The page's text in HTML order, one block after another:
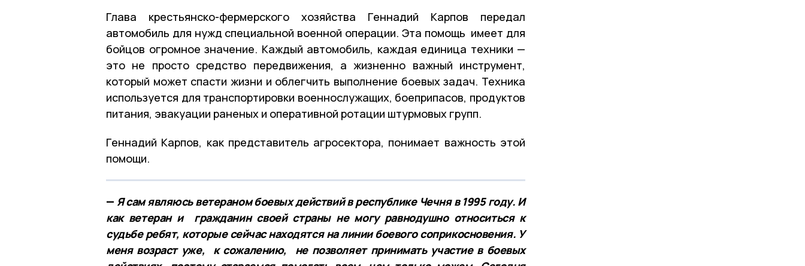
Глава крестьянско-фермерского хозяйства Геннадий Карпов передал
автомобиль для нужд специальной военной операции. Эта помощь имеет для
бойцов огромное значение. Каждый автомобиль, каждая единица техники —
это не просто средство передвижения, а жизненно важный инструмент,
который может спасти жизни и облегчить выполнение боевых задач. Техника
используется для транспортировки военнослужащих, боеприпасов, продуктов
питания, эвакуации раненых и оперативной ротации штурмовых групп.
Геннадий Карпов, как представитель агросектора, понимает важность этой
помощи.
— Я сам являюсь ветераном боевых действий в республике Чечня в 1995 году. И
как ветеран и гражданин своей страны не могу равнодушно относиться к
судьбе ребят, которые сейчас находятся на линии боевого соприкосновения. У
меня возраст уже, к сожалению, не позволяет принимать участие в боевых